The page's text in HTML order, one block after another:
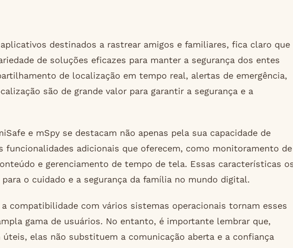
destinados a rastrear amigos e familiares, fica claro que
de soluções eficazes para manter a segurança dos entes
de localização em tempo real, alertas de emergência,
são de grande valor para garantir a segurança e a
e mSpy se destacam não apenas pela sua capacidade de
funcionalidades adicionais que oferecem, como monitoramento de
e gerenciamento de tempo de tela. Essas características
o cuidado e a segurança da família no mundo digital.
compatibilidade com vários sistemas operacionais tornam esses
gama de usuários. No entanto, é importante lembrar que,
elas não substituem a comunicação aberta e a confiança